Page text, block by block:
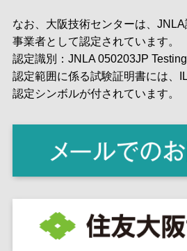
なお、大阪技術センターは、
事業者として認定されています。
認定識別：JNLA 050203JP
認定範囲に係る試験証明書には、
認定シンボルが付されています。